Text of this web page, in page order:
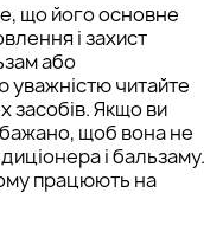
що його основне
і захист
або
уважністю читайте
засобів. Якщо ви
щоб вона не
і бальзаму.
працюють на